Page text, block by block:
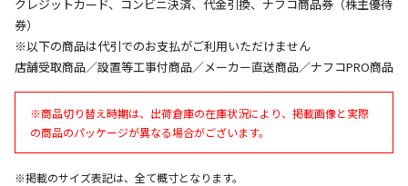
お見積商品です。金額・施工日はお打ち合わせの上、
エアコンの取付工事が必要な商品です。別途費用が発
生する場合がございます。
クレジットカード、コンビニ決済、代金引換、ナフコ商品券（株主優待
券）
※以下の商品は代引でのお支払がご利用いただけません
店舗受取商品／設置等工事付商品／メーカー直送商品／ナフコPRO商品
※商品切り替え時期は、出荷倉庫の在庫状況により、掲載画像と実際
の商品のパッケージが異なる場合がございます。
※掲載のサイズ表記は、全て概寸となります。